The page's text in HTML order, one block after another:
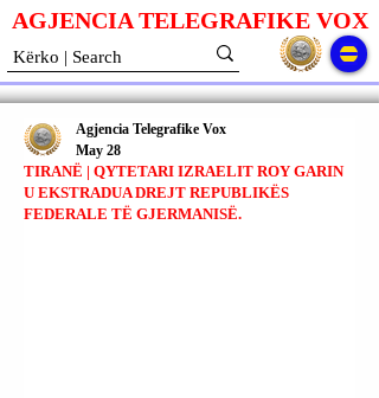
AGJENCIA TELEGRAFIKE VOX
TIRANË | QYTETARI IZRAELIT ROY GARIN
U EKSTRADUA DREJT REPUBLIKËS
FEDERALE TË GJERMANISË.
Agjencia Telegrafike Vox
May 28